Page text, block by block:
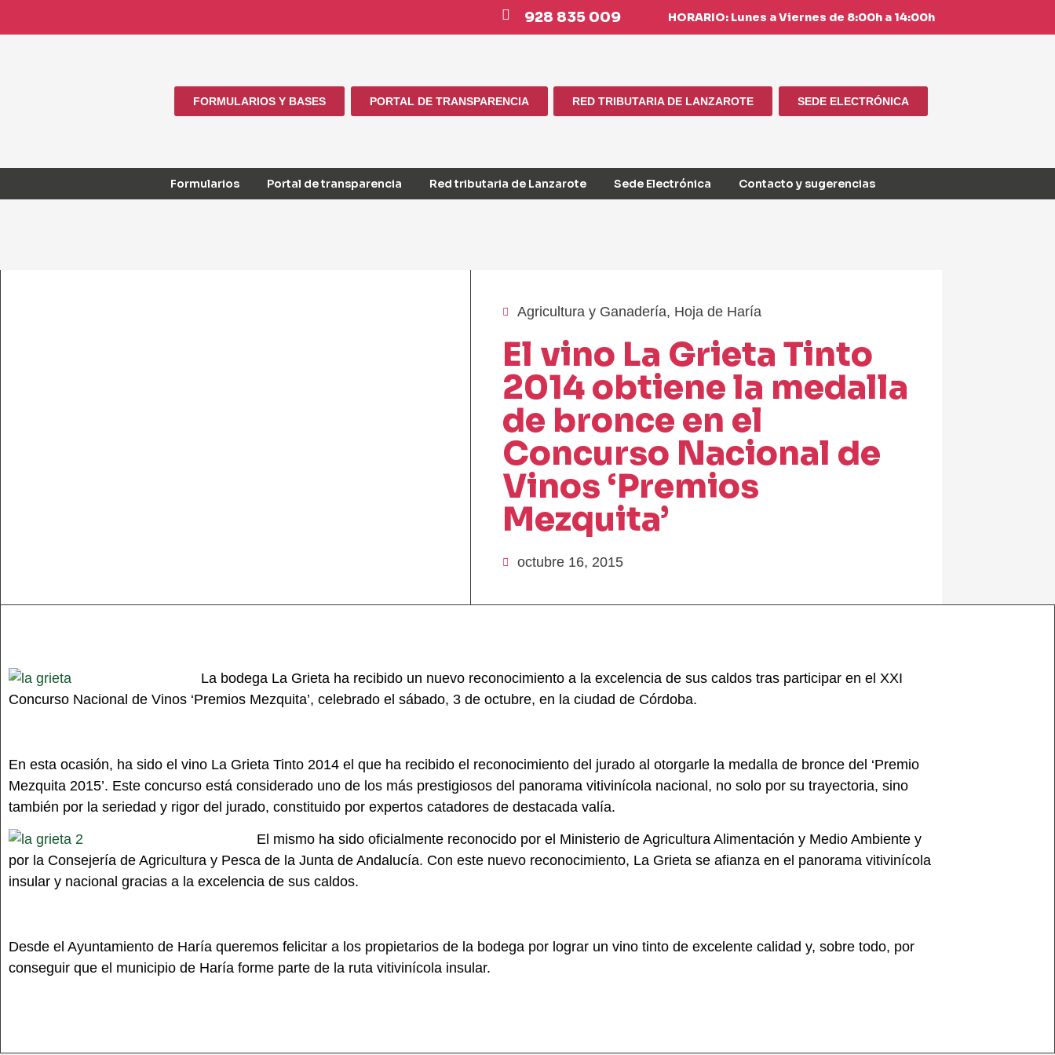
928 835 009 HORARIO: Lunes a Viernes de 8:00h a 14:00h
FORMULARIOS Y BASES PORTAL DE TRANSPARENCIA RED TRIBUTARIA DE LANZAROTE SEDE ELECTRÓNICA
Formularios Portal de transparencia Red tributaria de Lanzarote Sede Electrónica Contacto y sugerencias
Agricultura y Ganadería, Hoja de Haría
El vino La Grieta Tinto
2014 obtiene la medalla
de bronce en el
Concurso Nacional de
Vinos ‘Premios
Mezquita’
octubre 16, 2015
La bodega La Grieta ha recibido un nuevo reconocimiento a la excelencia de sus caldos tras participar en el XXI
Concurso Nacional de Vinos ‘Premios Mezquita’, celebrado el sábado, 3 de octubre, en la ciudad de Córdoba.
En esta ocasión, ha sido el vino La Grieta Tinto 2014 el que ha recibido el reconocimiento del jurado al otorgarle la medalla de bronce del ‘Premio
Mezquita 2015’. Este concurso está considerado uno de los más prestigiosos del panorama vitivinícola nacional, no solo por su trayectoria, sino
también por la seriedad y rigor del jurado, constituido por expertos catadores de destacada valía.
El mismo ha sido oficialmente reconocido por el Ministerio de Agricultura Alimentación y Medio Ambiente y
por la Consejería de Agricultura y Pesca de la Junta de Andalucía. Con este nuevo reconocimiento, La Grieta se afianza en el panorama vitivinícola
insular y nacional gracias a la excelencia de sus caldos.
Desde el Ayuntamiento de Haría queremos felicitar a los propietarios de la bodega por lograr un vino tinto de excelente calidad y, sobre todo, por
conseguir que el municipio de Haría forme parte de la ruta vitivinícola insular.